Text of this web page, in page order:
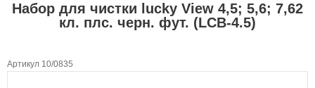
Набор для чистки lucky View 4,5; 5,6; 7,62
кл. плс. черн. фут. (LCB-4.5)
Артикул 10/0835